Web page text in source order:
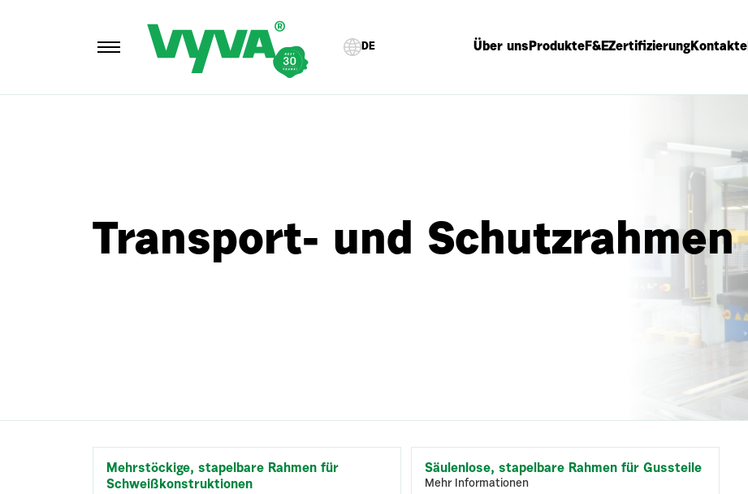
DE Über uns ProdukteF&EZertifizierungKontakte
Transport- und Schutzrahmen
Mehrstöckige, stapelbare Rahmen für
Schweißkonstruktionen
Säulenlose, stapelbare Rahmen für Gussteile
Mehr Informationen